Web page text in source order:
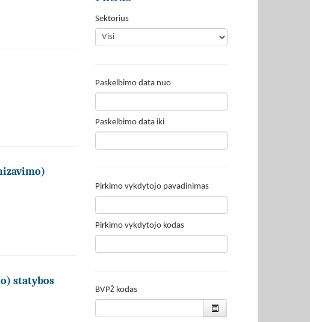
statybos
Sektorius
Paskelbimo data nuo
Paskelbimo data iki
Pirkimo vykdytojo pavadinimas
Pirkimo vykdytojo kodas
BVPŽ kodas